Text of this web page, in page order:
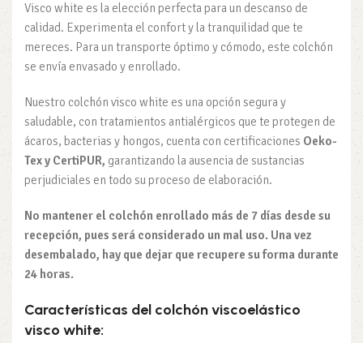
Visco white es la elección perfecta para un descanso de
calidad. Experimenta el confort y la tranquilidad que te
mereces. Para un transporte óptimo y cómodo, este colchón
se envía envasado y enrollado.
Nuestro colchón visco white es una opción segura y
saludable, con tratamientos antialérgicos que te protegen de
ácaros, bacterias y hongos, cuenta con certificaciones Oeko-
Tex y CertiPUR, garantizando la ausencia de sustancias
perjudiciales en todo su proceso de elaboración.
No mantener el colchón enrollado más de 7 días desde su
recepción, pues será considerado un mal uso. Una vez
desembalado, hay que dejar que recupere su forma durante
24 horas.
Características del colchón viscoelástico
visco white: